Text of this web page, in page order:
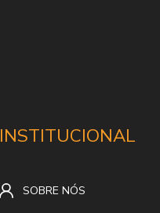
INSTITUCIONAL
SOBRE NÓS